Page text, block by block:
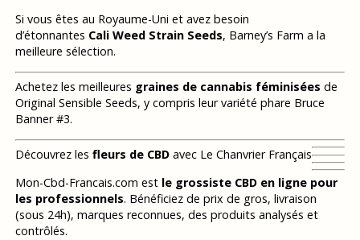
Si vous êtes au Royaume-Uni et avez besoin
d’étonnantes Cali Weed Strain Seeds, Barney’s Farm a la
meilleure sélection.
Achetez les meilleures graines de cannabis féminisées de
Original Sensible Seeds, y compris leur variété phare Bruce
Banner #3.
Découvrez les fleurs de CBDavec Le Chanvrier Français
Mon-Cbd-Francais.com est le grossiste CBD en ligne pour
les professionnels. Bénéficiez de prix de gros, livraison
(sous 24h), marques reconnues, des produits analysés et
contrôlés.